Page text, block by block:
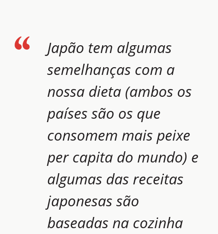
Japão tem algumas
semelhanças com a
nossa dieta (ambos os
países são os que
consomem mais peixe
per capita do mundo) e
algumas das receitas
japonesas são
baseadas na cozinha